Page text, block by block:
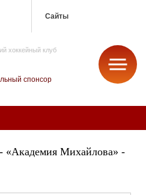
Сайты
хоккейный клуб
«Академия Михайлова» -